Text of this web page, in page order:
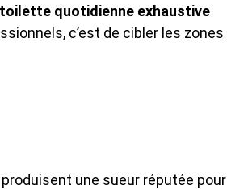
toilette quotidienne exhaustive
c’est de cibler les zones
une sueur réputée pour